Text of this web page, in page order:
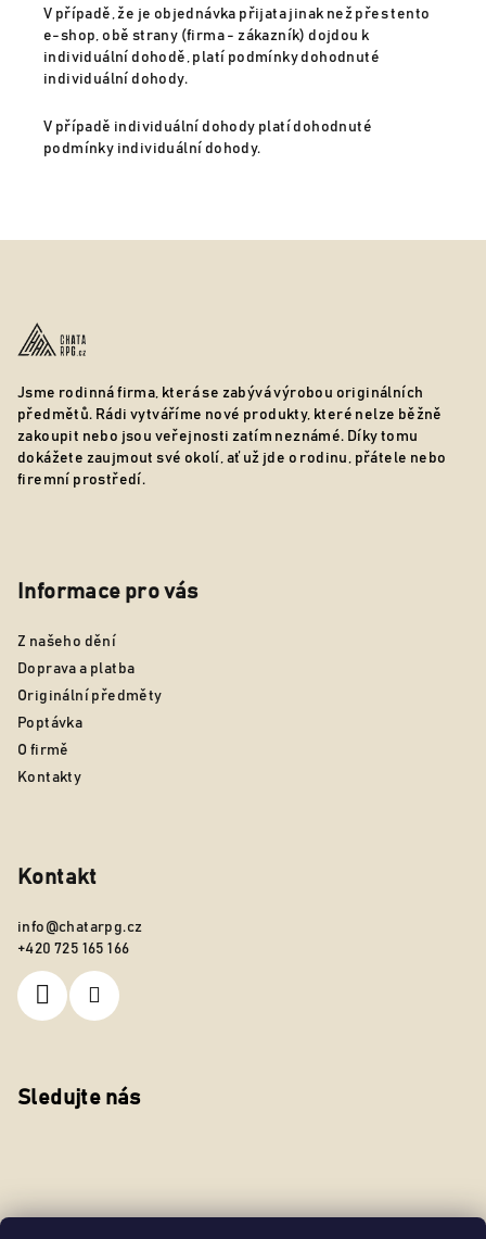
V případě, že je objednávka přijata jinak než přes tento
e-shop, obě strany (firma - zákazník) dojdou k
individuální dohodě, platí podmínky dohodnuté
individuální dohody.
V případě individuální dohody platí dohodnuté
podmínky individuální dohody.
Jsme rodinná firma, která se zabývá výrobou originálních
předmětů. Rádi vytváříme nové produkty, které nelze běžně
zakoupit nebo jsou veřejnosti zatím neznámé. Díky tomu
dokážete zaujmout své okolí, ať už jde o rodinu, přátele nebo
firemní prostředí.
Informace pro vás
Z našeho dění
Doprava a platba
Originální předměty
Poptávka
O firmě
Kontakty
Kontakt
info @chatarpg.cz
+420 725 165 166
Sledujte nás